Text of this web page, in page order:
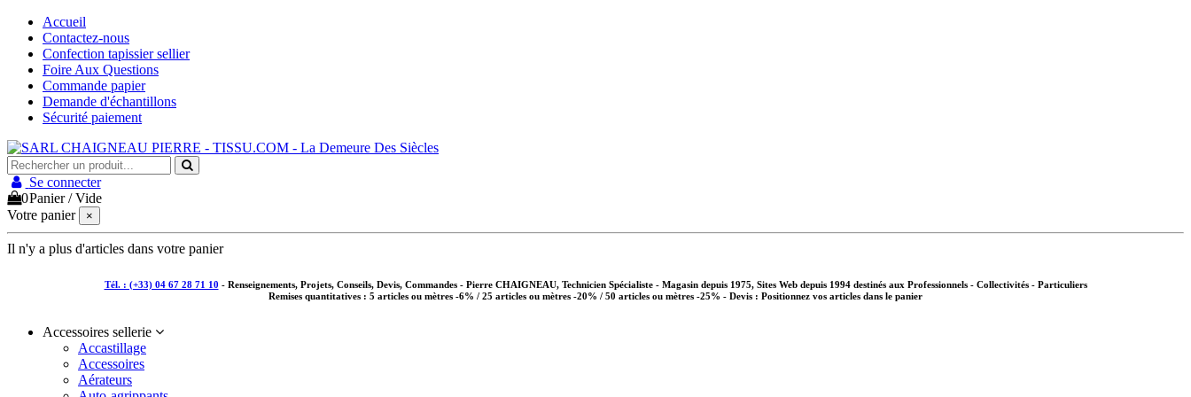
Accueil
Contactez-nous
Confection tapissier sellier
Foire Aux Questions
Commande papier
Demande d'échantillons
Sécurité paiement
Se connecter
0Panier /Vide
Votre panier
×
Il n'y a plus d'articles dans votre panier
Tél. : (+33) 04 67 28 71 10 - Renseignements, Projets, Conseils, Devis, Commandes - Pierre CHAIGNEAU, Technicien Spécialiste - Magasin depuis 1975, Sites Web depuis 1994 destinés aux Professionnels - Collectivités - Particuliers
Remises quantitatives : 5 articles ou mètres -6% / 25 articles ou mètres -20% / 50 articles ou mètres -25% - Devis : Positionnez vos articles dans le panier
Accessoires sellerie
Accastillage
Accessoires
Aérateurs